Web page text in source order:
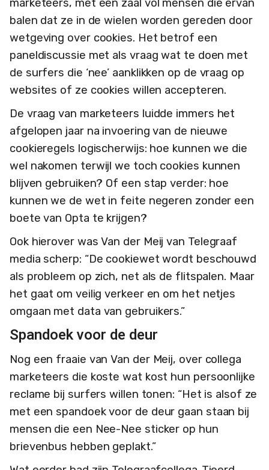
marketeers, met een zaal vol mensen die ervan
balen dat ze in de wielen worden gereden door
wetgeving over cookies. Het betrof een
paneldiscussie met als vraag wat te doen met
de surfers die ‘nee’ aanklikken op de vraag op
websites of ze cookies willen accepteren.
De vraag van marketeers luidde immers het
afgelopen jaar na invoering van de nieuwe
cookieregels logischerwijs: hoe kunnen we die
wel nakomen terwijl we toch cookies kunnen
blijven gebruiken? Of een stap verder: hoe
kunnen we de wet in feite negeren zonder een
boete van Opta te krijgen?
Ook hierover was Van der Meij van Telegraaf
media scherp: “De cookiewet wordt beschouwd
als probleem op zich, net als de flitspalen. Maar
het gaat om veilig verkeer en om het netjes
omgaan met data van gebruikers.”
Spandoek voor de deur
Nog een fraaie van Van der Meij, over collega
marketeers die koste wat kost hun persoonlijke
reclame bij surfers willen tonen: “Het is alsof ze
met een spandoek voor de deur gaan staan bij
mensen die een Nee-Nee sticker op hun
brievenbus hebben geplakt.”